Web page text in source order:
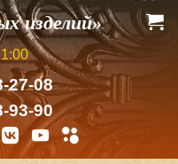
изделий»
27-08
93-90